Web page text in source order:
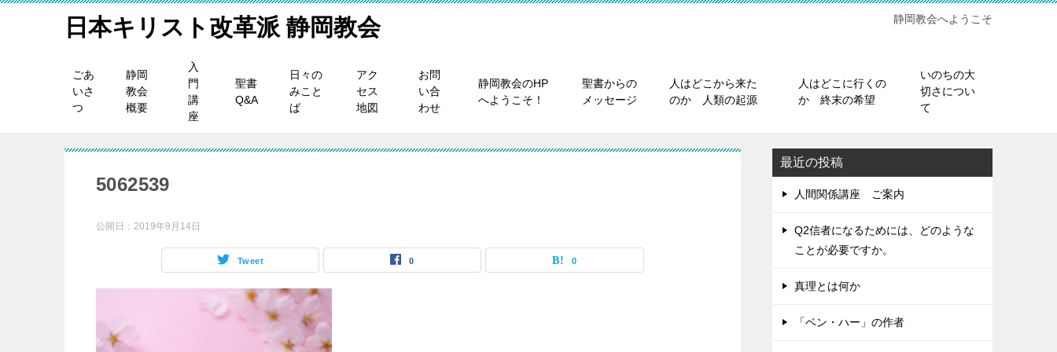
日本キリスト改革派 静岡教会 静岡教会へようこそ
ごあ
いさ
つ
静岡
教会
概要
入
門
講
座
聖書
Q&A
日々の
みこと
ば
アク
セス
地図
お問
い合
わせ
静岡教会のHP
へようこそ！
聖書からの
メッセージ
人はどこから来た
のか 人類の起源
人はどこに行くの
か 終末の希望
いのちの大
切さについ
て
5062539
公開日： 2019年9月14日
Tweet 0 0
最近の投稿
人間関係講座 ご案内
Q2信者になるためには、どのような
ことが必要ですか。
真理とは何か
「ベン・ハー」の作者